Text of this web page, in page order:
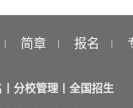
简章 报名
分校管理丨全国招生